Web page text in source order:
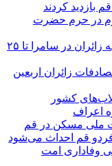
بازدید کردند
غذای گرم در حرم حضرت
خدمت‌رسانی موکب امامزادگان قم به زائران در سامرا تا ۲۵
زائران اربعین
فردو قم احداث می‌شود
وفاداری امت